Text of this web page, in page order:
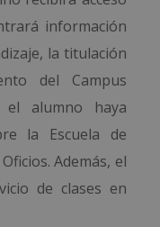
información
la titulación
del Campus
alumno haya
la Escuela de
Además, el
de clases en